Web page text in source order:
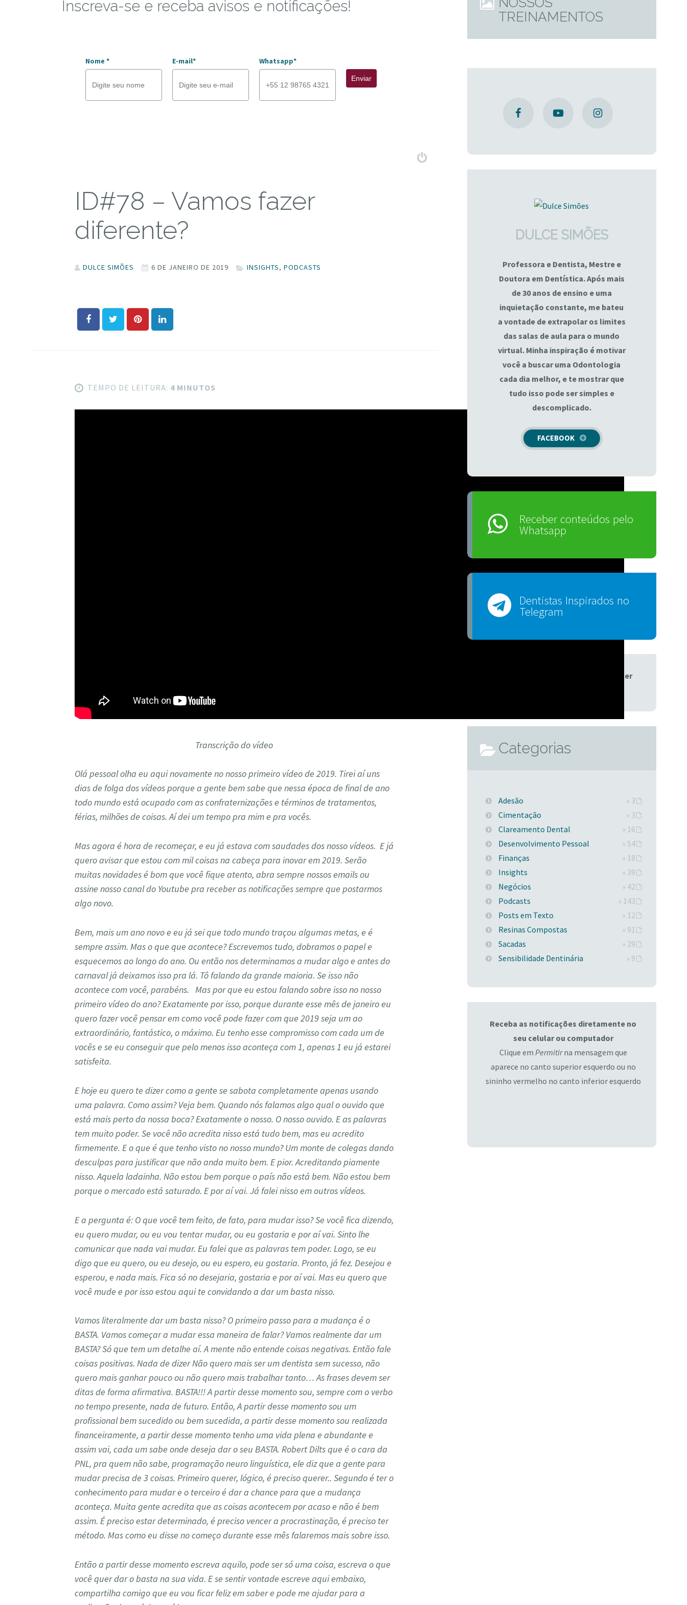
Inscreva-se e receba avisos e notificações!
Nome * E-mail* Whatsapp*
Enviar
ID#78 – Vamos fazer
diferente?
DULCE SIMÕES 6 DE JANEIRO DE 2019 INSIGHTS,PODCASTS
TEMPO DE LEITURA: 4 MINUTOS
Transcrição do vídeo
Olá pessoal olha eu aqui novamente no nosso primeiro vídeo de 2019. Tirei aí uns
dias de folga dos vídeos porque a gente bem sabe que nessa época de final de ano
todo mundo está ocupado com as confraternizações e términos de tratamentos,
férias, milhões de coisas. Aí dei um tempo pra mim e pra vocês.
Mas agora é hora de recomeçar, e eu já estava com saudades dos nosso vídeos. E já
quero avisar que estou com mil coisas na cabeça para inovar em 2019. Serão
muitas novidades é bom que você fique atento, abra sempre nossos emails ou
assine nosso canal do Youtube pra receber as notificações sempre que postarmos
algo novo.
Bem, mais um ano novo e eu já sei que todo mundo traçou algumas metas, e é
sempre assim. Mas o que que acontece? Escrevemos tudo, dobramos o papel e
esquecemos ao longo do ano. Ou então nos determinamos a mudar algo e antes do
carnaval já deixamos isso pra lá. Tô falando da grande maioria. Se isso não
acontece com você, parabéns. Mas por que eu estou falando sobre isso no nosso
primeiro vídeo do ano? Exatamente por isso, porque durante esse mês de janeiro eu
quero fazer você pensar em como você pode fazer com que 2019 seja um ao
extraordinário, fantástico, o máximo. Eu tenho esse compromisso com cada um de
vocês e se eu conseguir que pelo menos isso aconteça com 1, apenas 1 eu já estarei
satisfeita.
E hoje eu quero te dizer como a gente se sabota completamente apenas usando
uma palavra. Como assim? Veja bem. Quando nós falamos algo qual o ouvido que
está mais perto da nossa boca? Exatamente o nosso. O nosso ouvido. E as palavras
tem muito poder. Se você não acredita nisso está tudo bem, mas eu acredito
firmemente. E o que é que tenho visto no nosso mundo? Um monte de colegas dando
desculpas para justificar que não anda muito bem. E pior. Acreditando piamente
nisso. Aquela ladainha. Não estou bem porque o país não está bem. Não estou bem
porque o mercado está saturado. E por aí vai. Já falei nisso em outros vídeos.
E a pergunta é: O que você tem feito, de fato, para mudar isso? Se você fica dizendo,
eu quero mudar, ou eu vou tentar mudar, ou eu gostaria e por aí vai. Sinto lhe
comunicar que nada vai mudar. Eu falei que as palavras tem poder. Logo, se eu
digo que eu quero, ou eu desejo, ou eu espero, eu gostaria. Pronto, já fez. Desejou e
esperou, e nada mais. Fica só no desejaria, gostaria e por aí vai. Mas eu quero que
você mude e por isso estou aqui te convidando a dar um basta nisso.
Vamos literalmente dar um basta nisso? O primeiro passo para a mudança é o
BASTA. Vamos começar a mudar essa maneira de falar? Vamos realmente dar um
BASTA? Só que tem um detalhe aí. A mente não entende coisas negativas. Então fale
coisas positivas. Nada de dizer Não quero mais ser um dentista sem sucesso, não
quero mais ganhar pouco ou não quero mais trabalhar tanto… As frases devem ser
ditas de forma afirmativa. BASTA!!! A partir desse momento sou, sempre com o verbo
no tempo presente, nada de futuro. Então, A partir desse momento sou um
profissional bem sucedido ou bem sucedida, a partir desse momento sou realizada
financeiramente, a partir desse momento tenho uma vida plena e abundante e
assim vai, cada um sabe onde deseja dar o seu BASTA. Robert Dilts que é o cara da
PNL, pra quem não sabe, programação neuro linguística, ele diz que a gente para
mudar precisa de 3 coisas. Primeiro querer, lógico, é preciso querer.. Segundo é ter o
conhecimento para mudar e o terceiro é dar a chance para que a mudança
aconteça. Muita gente acredita que as coisas acontecem por acaso e não é bem
assim. É preciso estar determinado, é preciso vencer a procrastinação, é preciso ter
método. Mas como eu disse no começo durante esse mês falaremos mais sobre isso.
Então a partir desse momento escreva aquilo, pode ser só uma coisa, escreva o que
você quer dar o basta na sua vida. E se sentir vontade escreve aqui embaixo,
compartilha comigo que eu vou ficar feliz em saber e pode me ajudar para a
TREINAMENTOS
DULCE SIMÕES
Professora e Dentista, Mestre e
Doutora em Dentística. Após mais
de 30 anos de ensino e uma
inquietação constante, me bateu
a vontade de extrapolar os limites
das salas de aula para o mundo
virtual. Minha inspiração é motivar
você a buscar uma Odontologia
cada dia melhor, e te mostrar que
tudo isso pode ser simples e
descomplicado.
FACEBOOK
Receber conteúdos pelo
Whatsapp
Dentistas Inspirados no
Telegram
Receba os conteúdos pelo Messenger
Categorias
Adesão
» 3
Cimentação
» 3
Clareamento Dental
» 16
Desenvolvimento Pessoal
» 54
Finanças
» 18
Insights
» 39
Negócios
» 42
Podcasts
» 143
Posts em Texto
» 12
Resinas Compostas
» 91
Sacadas
» 29
Sensibilidade Dentinária
» 9
Receba as notificações diretamente no
seu celular ou computador
Clique em Permitirna mensagem que
aparece no canto superior esquerdo ou no
sininho vermelho no canto inferior esquerdo